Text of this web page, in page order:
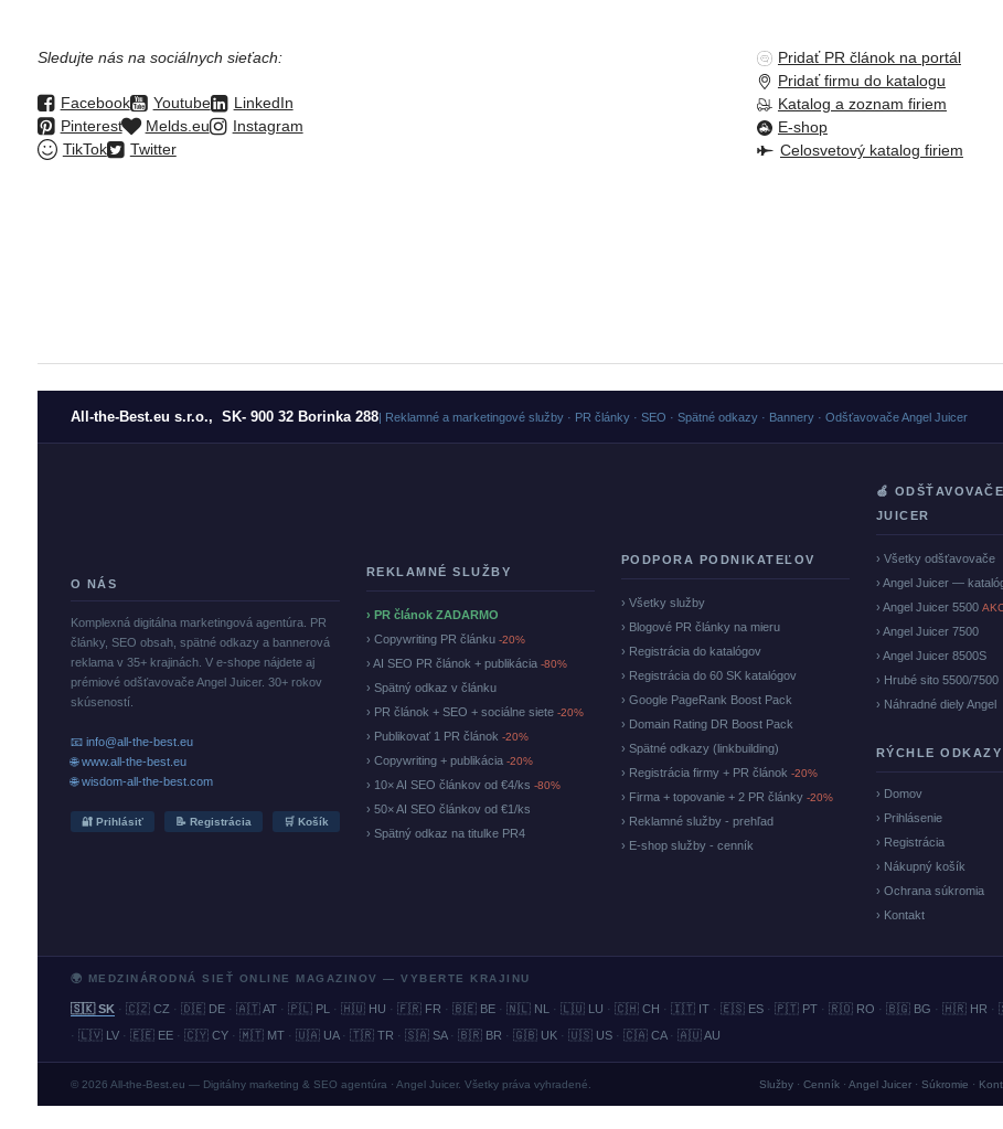
Sledujte nás na sociálnych sieťach:
Facebook Youtube
LinkedIn
Pinterest
Melds.eu
Instagram
TikTok
Twitter
Pridať PR článok na portál
Pridať firmu do katalogu
Katalog a zoznam firiem
E-shop
Celosvetový katalog firiem
All-the-Best.eu s.r.o., SK- 900 32 Borinka 288| Reklamné a marketingové služby · PR články · SEO · Spätné odkazy · Bannery · Odšťavovače Angel Juicer
O NÁS
Komplexná digitálna marketingová agentúra. PR
články, SEO obsah, spätné odkazy a bannerová
reklama v 35+ krajinách. V e-shope nájdete aj
prémiové odšťavovače Angel Juicer. 30+ rokov
skúseností.
📧 info@all-the-best.eu
🌐 www.all-the-best.eu
🌐 wisdom-all-the-best.com
🔐 Prihlásiť 📝 Registrácia 🛒 Košík
REKLAMNÉ SLUŽBY
› PR článok ZADARMO
› Copywriting PR článku -20%
› AI SEO PR článok + publikácia -80%
› Spätný odkaz v článku
› PR článok + SEO + sociálne siete -20%
› Publikovať 1 PR článok -20%
› Copywriting + publikácia -20%
› 10× AI SEO článkov od €4/ks -80%
› 50× AI SEO článkov od €1/ks
› Spätný odkaz na titulke PR4
PODPORA PODNIKATEĽOV
› Všetky služby
› Blogové PR články na mieru
› Registrácia do katalógov
› Registrácia do 60 SK katalógov
› Google PageRank Boost Pack
› Domain Rating DR Boost Pack
› Spätné odkazy (linkbuilding)
› Registrácia firmy + PR článok -20%
› Firma + topovanie + 2 PR články -20%
› Reklamné služby - prehľad
› E-shop služby - cenník
🍏
JUICER
› Všetky odšťavovače
› Angel Juicer —
› Angel Juicer 5500
› Angel Juicer 7500
› Angel Juicer 8500S
› Hrubé sito 5500/7500
› Náhradné diely Angel
RÝCHLE ODKAZY
› Domov
› Prihlásenie
› Registrácia
› Nákupný košík
› Ochrana súkromia
› Kontakt
🌍 MEDZINÁRODNÁ SIEŤ ONLINE MAGAZINOV — VYBERTE KRAJINU
🇸🇰 SK · 🇨🇿 CZ · 🇩🇪 DE · 🇦🇹 AT · 🇵🇱 PL · 🇭🇺 HU · 🇫🇷 FR · 🇧🇪 BE · 🇳🇱 NL · 🇱🇺 LU · 🇨🇭 CH · 🇮🇹 IT · 🇪🇸 ES · 🇵🇹 PT · 🇷🇴 RO · 🇧🇬 BG · 🇭🇷 HR ·
· 🇱🇻 LV · 🇪🇪 EE · 🇨🇾 CY · 🇲🇹 MT · 🇺🇦 UA · 🇹🇷 TR · 🇸🇦 SA · 🇧🇷 BR · 🇬🇧 UK · 🇺🇸 US · 🇨🇦 CA · 🇦🇺 AU
© 2026 All-the-Best.eu — Digitálny marketing & SEO agentúra · Angel Juicer. Všetky práva vyhradené. Služby ·Cenník ·Angel Juicer ·Súkromie ·